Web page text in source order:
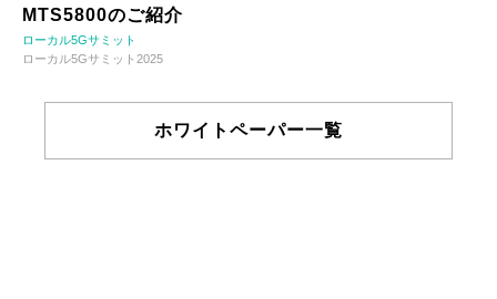
MTS5800のご紹介
ローカル5Gサミット
ローカル5Gサミット2025
ホワイトペーパー一覧